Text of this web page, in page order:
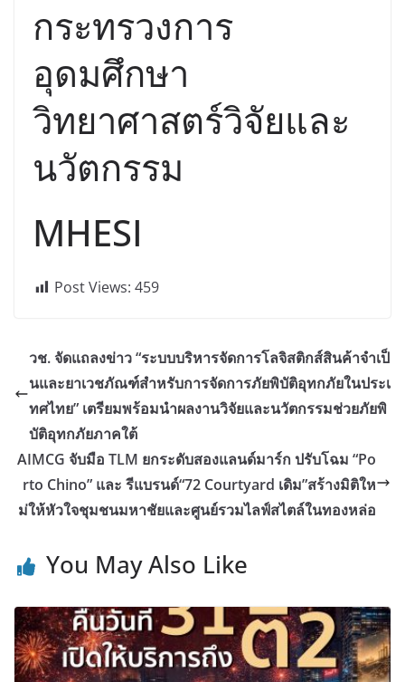
กระทรวงการ
อุดมศึกษา
วิทยาศาสตร์วิจัยและ
นวัตกรรม
MHESI
Post Views: 459
วช. จัดแถลงข่าว “ระบบบริหารจัดการโลจิสติกส์สินค้าจำเป็
นและยาเวชภัณฑ์สำหรับการจัดการภัยพิบัติอุทกภัยในประเ
ทศไทย” เตรียมพร้อมนำผลงานวิจัยและนวัตกรรมช่วยภัยพิ
บัติอุทกภัยภาคใต้
AIMCG จับมือ TLM ยกระดับสองแลนด์มาร์ก ปรับโฉม “Po
rto Chino” และ รีแบรนด์“72 Courtyard เดิม”สร้างมิติให
ม่ให้หัวใจชุมชนมหาชัยและศูนย์รวมไลฟ์สไตล์ในทองหล่อ
You May Also Like